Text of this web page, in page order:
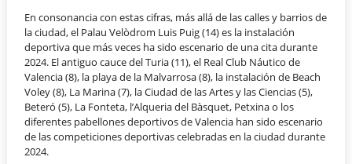
En consonancia con estas cifras, más allá de las calles y barrios de
la ciudad, el Palau Velòdrom Luis Puig (14) es la instalación
deportiva que más veces ha sido escenario de una cita durante
2024. El antiguo cauce del Turia (11), el Real Club Náutico de
Valencia (8), la playa de la Malvarrosa (8), la instalación de Beach
Voley (8), La Marina (7), la Ciudad de las Artes y las Ciencias (5),
Beteró (5), La Fonteta, l’Alqueria del Bàsquet, Petxina o los
diferentes pabellones deportivos de Valencia han sido escenario
de las competiciones deportivas celebradas en la ciudad durante
2024.